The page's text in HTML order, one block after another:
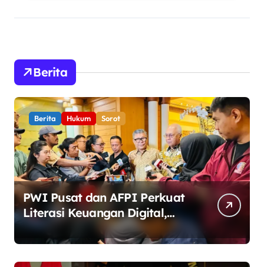
Berita
Berita Hukum Sorot
PWI Pusat dan AFPI Perkuat
Literasi Keuangan Digital,
Edukasi Masyarakat
Waspadai Pinjaman Online
Ilegal